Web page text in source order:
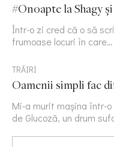
#Onoapte la Shagy
Într-o zi cred că o să
frumoase locuri în care…
TRĂIRI
Oamenii simpli fac
Mi-a murit mașina într-
de Glucoză, un drum